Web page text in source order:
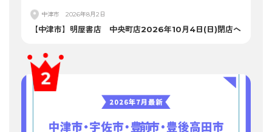
中津市 2026年8月2日
【中津市】明屋書店 中央町店2026年10月4日(日)閉店へ